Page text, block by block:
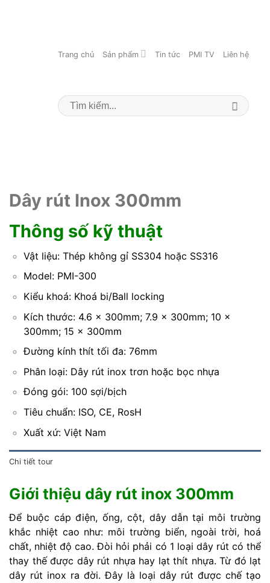
Trang chủ Sản phẩm Tin tức PMI TV Liên hệ
Search
for:
Dây rút Inox 300mm
Thông số kỹ thuật
Vật liệu: Thép không gỉ SS304 hoặc SS316
Model: PMI-300
Kiểu khoá: Khoá bi/Ball locking
Kích thước: 4.6 x 300mm; 7.9 x 300mm; 10 x
300mm; 15 x 300mm
Đường kính thít tối đa: 76mm
Phân loại: Dây rút inox trơn hoặc bọc nhựa
Đóng gói: 100 sợi/bịch
Tiêu chuẩn: ISO, CE, RosH
Xuất xứ: Việt Nam
Chi tiết tour
Giới thiệu dây rút inox 300mm
Để buộc cáp điện, ống, cột, dây dẫn tại môi trường
khắc nhiệt cao như: môi trường biển, ngoài trời, hoá
chất, nhiệt độ cao. Đòi hỏi phải có 1 loại dây rút có thể
thay thế được dây rút nhựa hay lạt thít nhựa. Từ đó lạt
dây rút inox ra đời. Đây là loại dây rút được chế tạo